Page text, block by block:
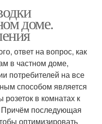
доме.
ответ на вопрос, как
в частном доме,
потребителей на все
способом является
в комнатах к
Причём последующая
оптимизировать